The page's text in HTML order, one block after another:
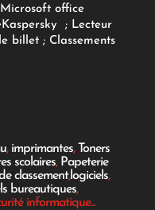
Microsoft office
Kaspersky ; Lecteur
billet; Classements
, imprimantes, Toners
scolaires, Papeterie
classement,logiciels,
bureautiques,
informatique...